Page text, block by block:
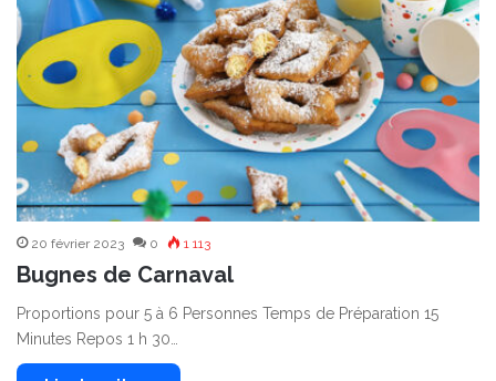
20 février 2023 0 1 113
Bugnes de Carnaval
Proportions pour 5 à 6 Personnes Temps de Préparation 15
Minutes Repos 1 h 30…